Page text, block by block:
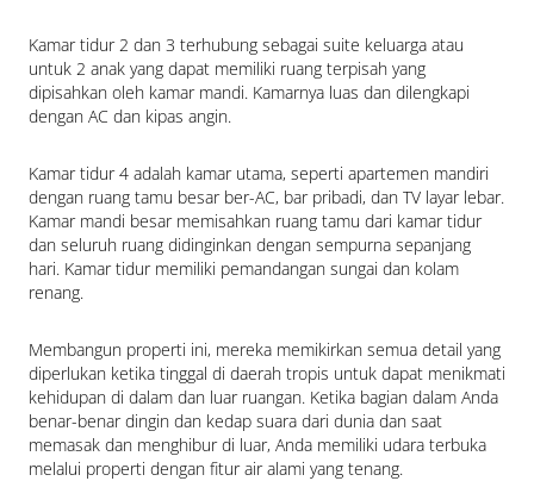
Kamar tidur 2 dan 3 terhubung sebagai suite keluarga atau
untuk 2 anak yang dapat memiliki ruang terpisah yang
dipisahkan oleh kamar mandi. Kamarnya luas dan dilengkapi
dengan AC dan kipas angin.
Kamar tidur 4 adalah kamar utama, seperti apartemen mandiri
dengan ruang tamu besar ber-AC, bar pribadi, dan TV layar lebar.
Kamar mandi besar memisahkan ruang tamu dari kamar tidur
dan seluruh ruang didinginkan dengan sempurna sepanjang
hari. Kamar tidur memiliki pemandangan sungai dan kolam
renang.
Membangun properti ini, mereka memikirkan semua detail yang
diperlukan ketika tinggal di daerah tropis untuk dapat menikmati
kehidupan di dalam dan luar ruangan. Ketika bagian dalam Anda
benar-benar dingin dan kedap suara dari dunia dan saat
memasak dan menghibur di luar, Anda memiliki udara terbuka
melalui properti dengan fitur air alami yang tenang.